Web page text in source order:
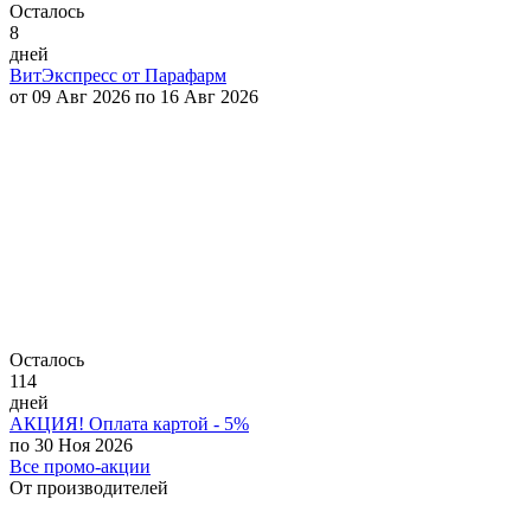
Осталось
8
дней
ВитЭкспресс от Парафарм
от 09 Авг 2026 по 16 Авг 2026
Осталось
114
дней
АКЦИЯ! Оплата картой - 5%
по 30 Ноя 2026
Все промо-акции
От производителей